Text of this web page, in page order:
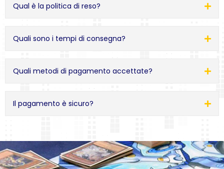
Qual è la politica di reso?
Quali sono i tempi di consegna?
Quali metodi di pagamento accettate?
Il pagamento è sicuro?